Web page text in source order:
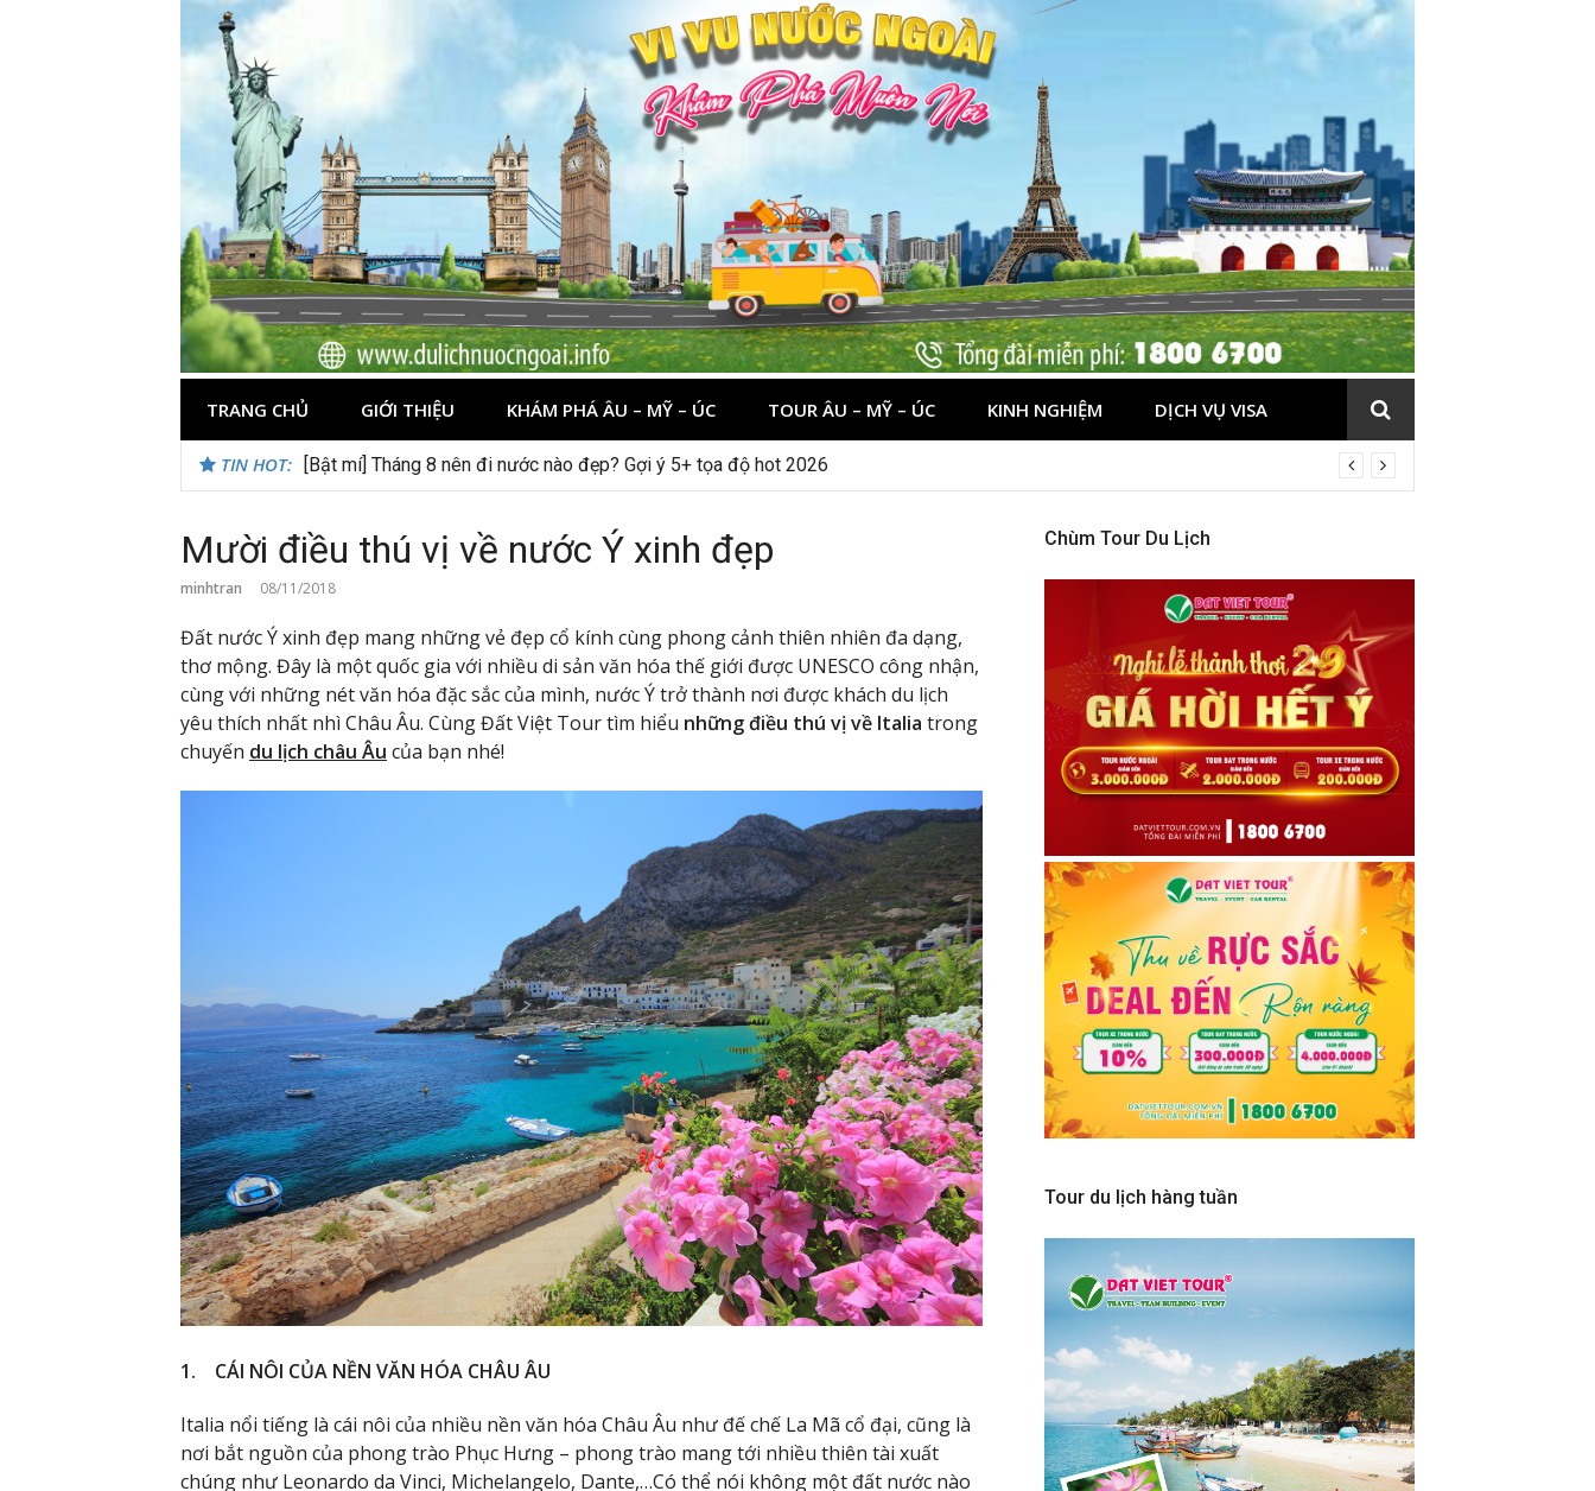
TRANG CHỦ GIỚI THIỆU KHÁM PHÁ ÂU – MỸ – ÚC TOUR ÂU – MỸ – ÚC KINH NGHIỆM DỊCH VỤ VISA
TIN HOT: [Bật mí] Tháng 8 nên đi nước nào đẹp? Gợi ý 5+ tọa độ hot 2026
Mười điều thú vị về nước Ý xinh đẹp
minhtran 08/11/2018
Đất nước Ý xinh đẹp mang những vẻ đẹp cổ kính cùng phong cảnh thiên nhiên đa dạng,
thơ mộng. Đây là một quốc gia với nhiều di sản văn hóa thế giới được UNESCO công nhận,
cùng với những nét văn hóa đặc sắc của mình, nước Ý trở thành nơi được khách du lịch
yêu thích nhất nhì Châu Âu. Cùng Đất Việt Tour tìm hiểu những điều thú vị về Italia trong
chuyến du lịch châu Âu của bạn nhé!
1. CÁI NÔI CỦA NỀN VĂN HÓA CHÂU ÂU
Italia nổi tiếng là cái nôi của nhiều nền văn hóa Châu Âu như đế chế La Mã cổ đại, cũng là
nơi bắt nguồn của phong trào Phục Hưng – phong trào mang tới nhiều thiên tài xuất
chúng như Leonardo da Vinci, Michelangelo, Dante,…Có thể nói không một đất nước nào
Chùm Tour Du Lịch
Tour du lịch hàng tuần